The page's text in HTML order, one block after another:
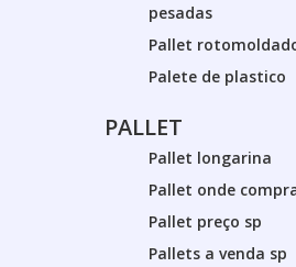
pesadas
Pallet
Palete de plastico
PALLET
Pallet longarina
Pallet onde
Pallet preço sp
Pallets a venda sp